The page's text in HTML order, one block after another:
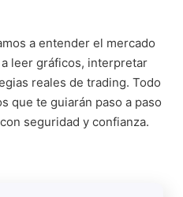
a entender el mercado
leer gráficos, interpretar
reales de trading. Todo
que te guiarán paso a paso
seguridad y confianza.